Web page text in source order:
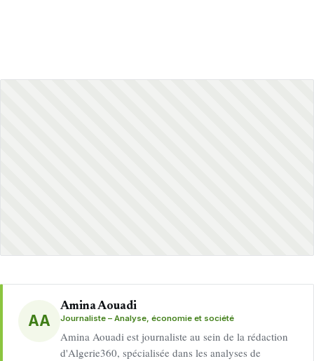
AA
Amina Aouadi
Journaliste – Analyse, économie et société
Amina Aouadi est journaliste au sein de la rédaction
d'Algerie360, spécialisée dans les analyses de